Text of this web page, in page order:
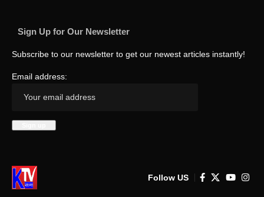
Sign Up for Our Newsletter
Subscribe to our newsletter to get our newest articles instantly!
Email address:
Follow US